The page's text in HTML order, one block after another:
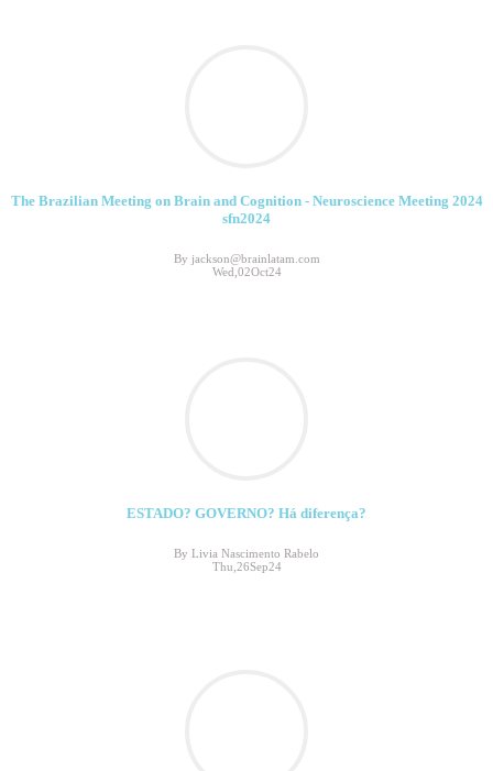
The Brazilian Meeting on Brain and Cognition - Neuroscience Meeting 2024
sfn2024
By jackson@brainlatam.com
Wed,02Oct24
ESTADO? GOVERNO? Há diferença?
By Livia Nascimento Rabelo
Thu,26Sep24